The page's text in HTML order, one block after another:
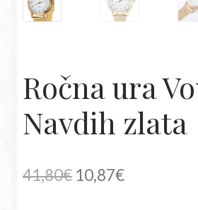
Ročna ura
Navdih zlata
41,80€ Izvirna
10,87€Trenutna